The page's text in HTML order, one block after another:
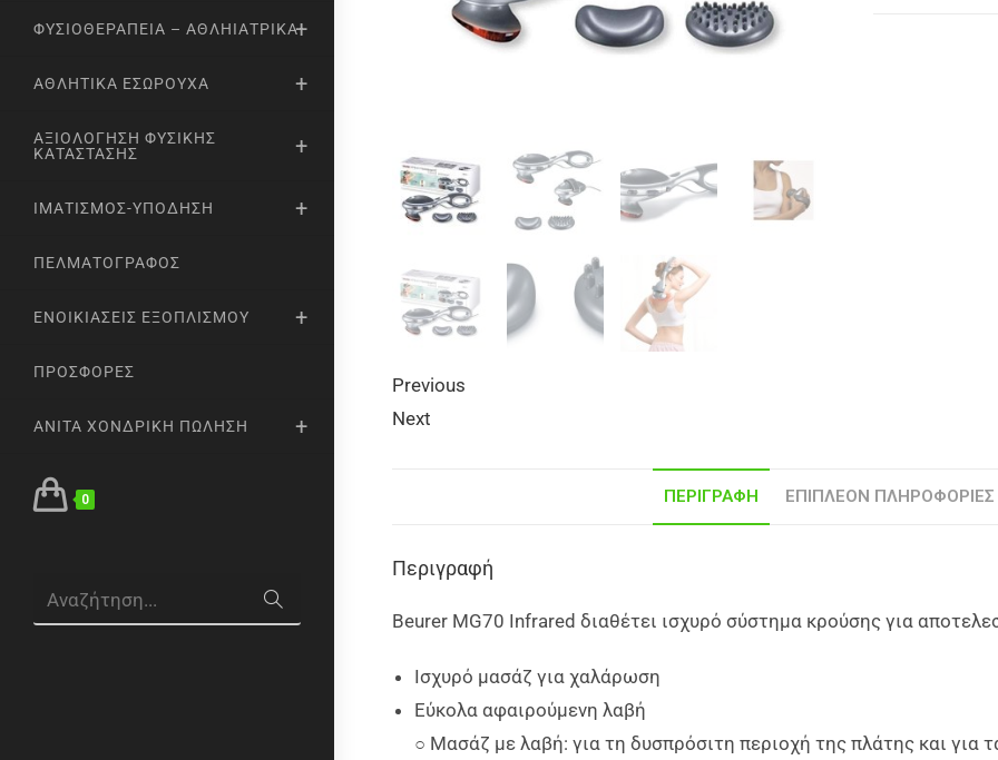
ΦΥΣΙΟΘΕΡΑΠΕΊΑ – ΑΘΛΗΙΑΤΡΙΚΆ
ΑΘΛΗΤΙΚΆ ΕΣΏΡΟΥΧΑ
ΑΞΙΟΛΌΓΗΣΗ ΦΥΣΙΚΉΣ
ΚΑΤΆΣΤΑΣΗΣ
ΙΜΑΤΙΣΜΌΣ-ΥΠΌΔΗΣΗ
ΠΕΛΜΑΤΟΓΡΆΦΟΣ
ΕΝΟΙΚΙΆΣΕΙΣ ΕΞΟΠΛΙΣΜΟΎ
ΠΡΟΣΦΟΡΈΣ
ANITA ΧΟΝΔΡΙΚΉ ΠΏΛΗΣΗ
0
Αναζήτηση...
Previous
Next
ΠΕΡΙΓΡΑΦΉ ΕΠΙΠΛΈΟΝ ΠΛΗΡΟΦΟΡΊΕΣ
Περιγραφή
Beurer MG70 Infrared διαθέτει ισχυρό σύστημα κρούσης για
Ισχυρό μασάζ για χαλάρωση
Εύκολα αφαιρούμενη λαβή
○ Μασάζ με λαβή: για τη δυσπρόσιτη περιοχή της πλάτης και για